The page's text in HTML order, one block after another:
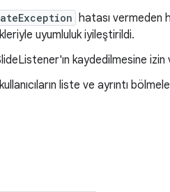
hatası vermeden
uyumluluk iyileştirildi.
kaydedilmesine izin
liste ve ayrıntı